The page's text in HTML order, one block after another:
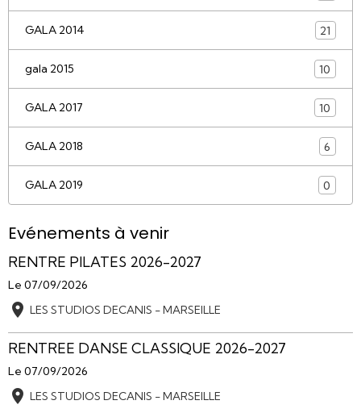
GALA 2014 21
gala 2015 10
GALA 2017 10
GALA 2018 6
GALA 2019 0
Evénements à venir
RENTRE PILATES 2026-2027
Le 07/09/2026
LES STUDIOS DECANIS - MARSEILLE
RENTREE DANSE CLASSIQUE 2026-2027
Le 07/09/2026
LES STUDIOS DECANIS - MARSEILLE